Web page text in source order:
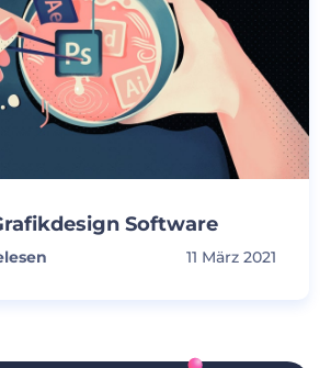
Software
11 März 2021